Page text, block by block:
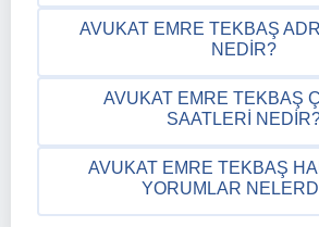
AVUKAT EMRE TEKBAŞ
NEDIR?
AVUKAT EMRE TEKBAŞ
SAATLERI
AVUKAT EMRE TEKBAŞ
YORUMLAR